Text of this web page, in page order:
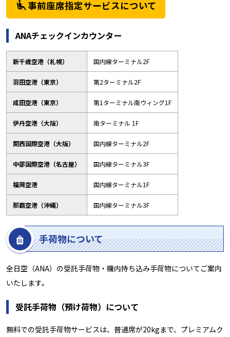
airline_seat_recline_extra事前座席指定サービスについて
ANAチェックインカウンター
新千歳空港（札幌） 国内線ターミナル2F
羽田空港（東京） 第2ターミナル2F
成田空港（東京） 第1ターミナル南ウィング1F
伊丹空港（大阪） 南ターミナル 1F
関西国際空港（大阪） 国内線ターミナル2F
中部国際空港（名古屋） 国内線ターミナル3F
福岡空港 国内線ターミナル1F
那覇空港（沖縄） 国内線ターミナル3F
手荷物について
全日空（ANA）の受託手荷物・機内持ち込み手荷物についてご案内
いたします。
受託手荷物（預け荷物）について
無料での受託手荷物サービスは、普通席が20kgまで、プレミアムク